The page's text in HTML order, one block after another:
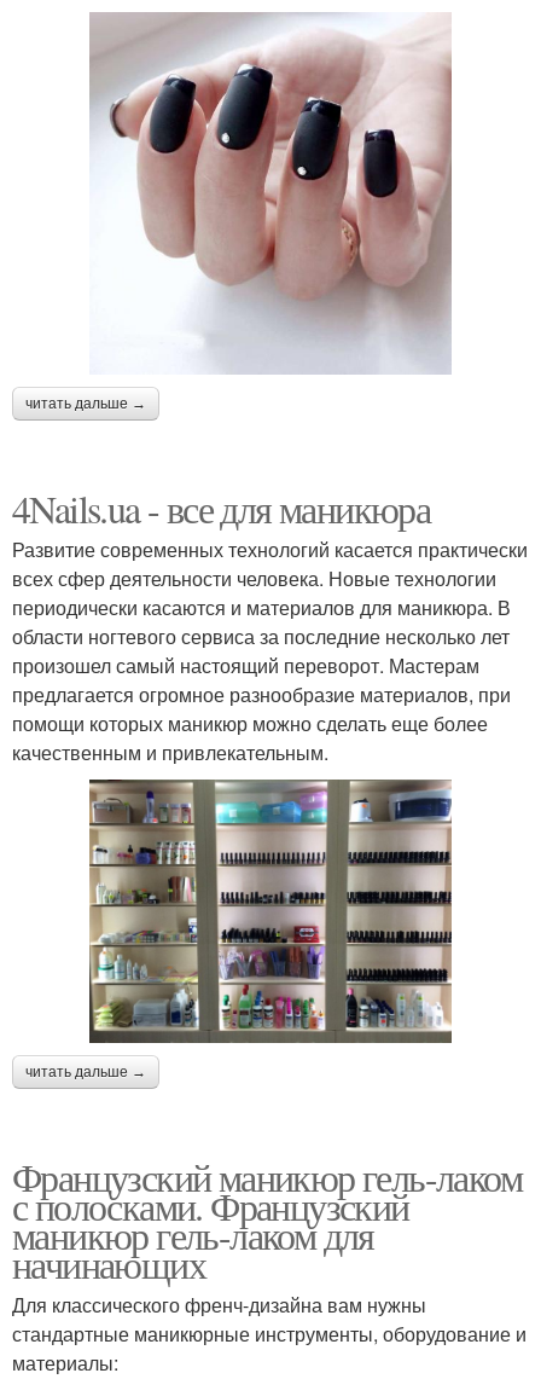
читать дальше →
4Nails.ua - все для маникюра
Развитие современных технологий касается практически
всех сфер деятельности человека. Новые технологии
периодически касаются и материалов для маникюра. В
области ногтевого сервиса за последние несколько лет
произошел самый настоящий переворот. Мастерам
предлагается огромное разнообразие материалов, при
помощи которых маникюр можно сделать еще более
качественным и привлекательным.
читать дальше →
Французский маникюр гель-лаком
с полосками. Французский
маникюр гель-лаком для
начинающих
Для классического френч-дизайна вам нужны
стандартные маникюрные инструменты, оборудование и
материалы: